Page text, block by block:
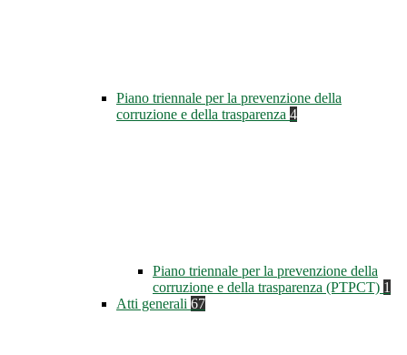
Piano triennale per la prevenzione della
corruzione e della trasparenza 4
Piano triennale per la prevenzione della
corruzione e della trasparenza (PTPCT) 1
Atti generali 67